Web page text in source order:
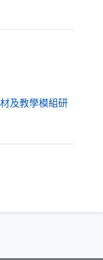
及教學模組研